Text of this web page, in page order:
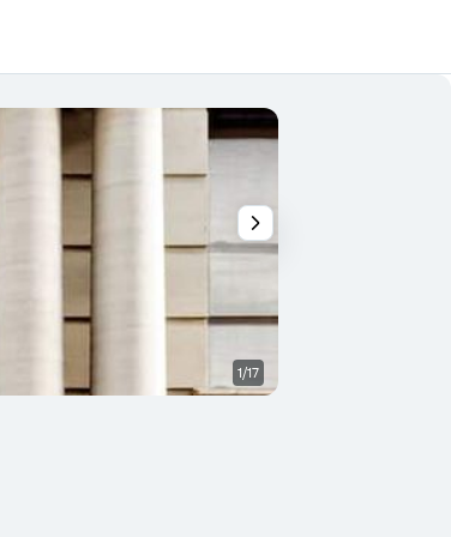
1/17